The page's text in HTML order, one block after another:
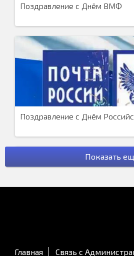
Поздравление с Днём ВМФ
Поздравление с Днём
Показать
Главная Связь с